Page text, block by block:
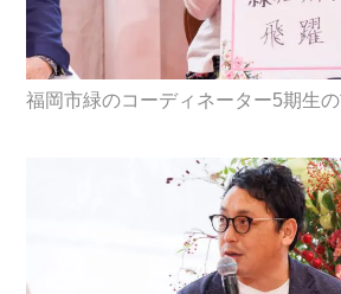
福岡市緑のコーディネーター5期生